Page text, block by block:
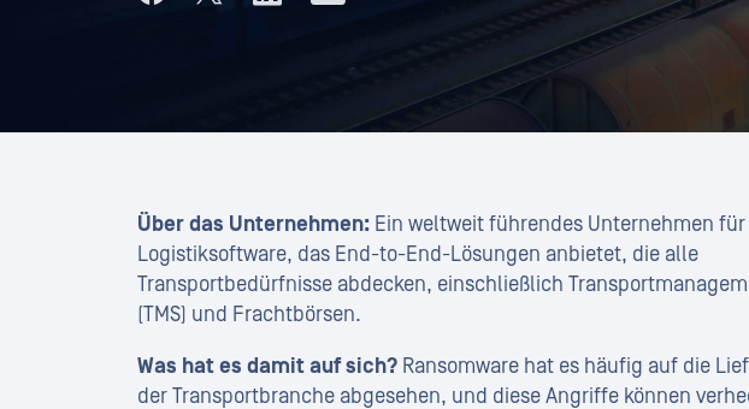
Über das Unternehmen: Ein weltweit führendes Unternehmen für
Logistiksoftware, das End-to-End-Lösungen anbietet, die alle
Transportbedürfnisse abdecken, einschließlich
(TMS) und Frachtbörsen.
Was hat es damit auf sich? Ransomware hat es häufig auf die
der Transportbranche abgesehen, und diese Angriffe können